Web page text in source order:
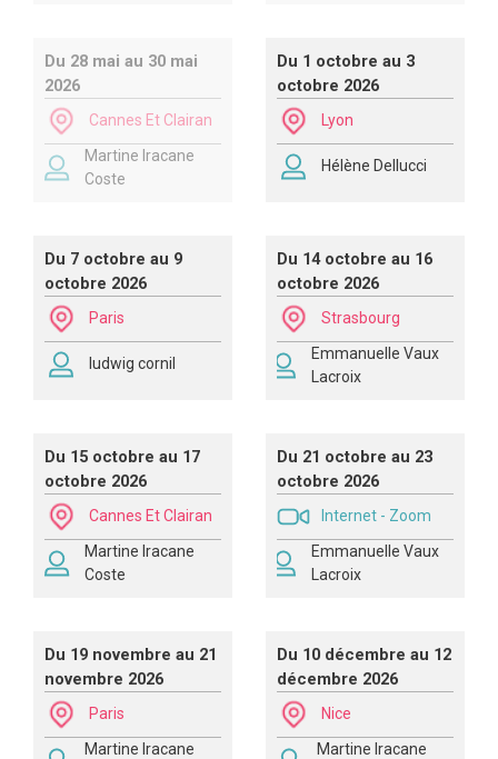
Du 28 mai au 30 mai
2026
Cannes Et Clairan
Martine Iracane
Coste
Du 1 octobre au 3
octobre 2026
Lyon
Hélène Dellucci
Du 7 octobre au 9
octobre 2026
Paris
ludwig cornil
Du 14 octobre au 16
octobre 2026
Strasbourg
Emmanuelle Vaux
Lacroix
Du 15 octobre au 17
octobre 2026
Cannes Et Clairan
Martine Iracane
Coste
Du 21 octobre au 23
octobre 2026
Internet - Zoom
Emmanuelle Vaux
Lacroix
Du 19 novembre au 21
novembre 2026
Paris
Martine Iracane
Du 10 décembre au 12
décembre 2026
Nice
Martine Iracane